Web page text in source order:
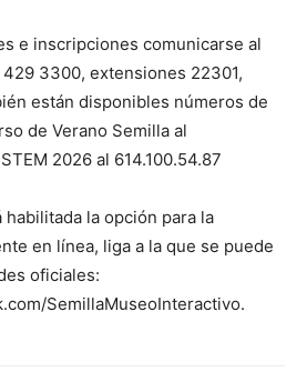
e inscripciones comunicarse al
3300, extensiones 22301,
están disponibles números de
de Verano Semilla al
2026 al 614.100.54.87
habilitada la opción para la
en línea, liga a la que se puede
oficiales:
SemillaMuseoInteractivo.